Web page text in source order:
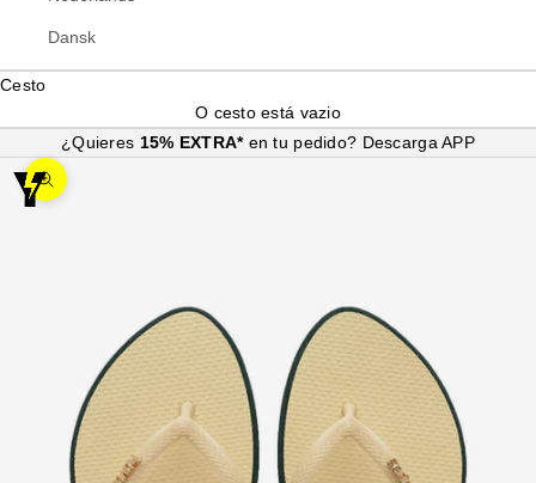
Dansk
Cesto
O cesto está vazio
¿Quieres 15% EXTRA* en tu pedido? Descarga APP
Ampliar